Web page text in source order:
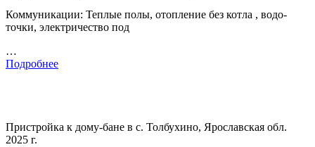
Коммуникации: Теплые полы, отопление без котла , водо-
точки, электричество под
…
Подробнее
Пристройка к дому-бане в с. Толбухино, Ярославская обл.
2025 г.